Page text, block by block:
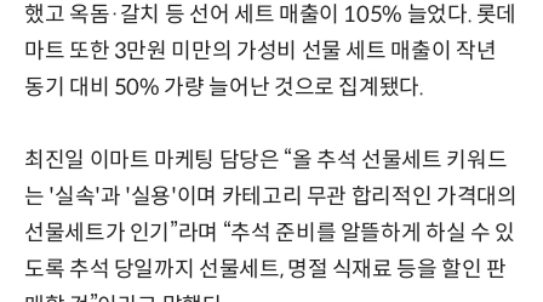
했고 옥돔·갈치 등 선어 세트 매출이 105% 늘었다. 롯데
마트 또한 3만원 미만의 가성비 선물 세트 매출이 작년
동기 대비 50% 가량 늘어난 것으로 집계됐다.
최진일 이마트 마케팅 담당은 “올 추석 선물세트 키워드
는 '실속'과 '실용'이며 카테고리 무관 합리적인 가격대의
선물세트가 인기”라며 “추석 준비를 알뜰하게 하실 수 있
도록 추석 당일까지 선물세트, 명절 식재료 등을 할인 판